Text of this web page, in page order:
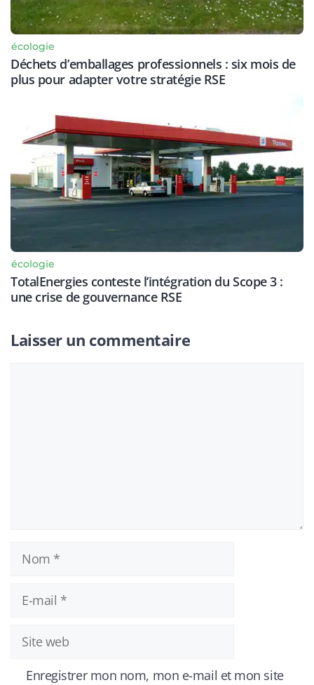
écologie
Déchets d’emballages professionnels : six mois de
plus pour adapter votre stratégie RSE
écologie
TotalEnergies conteste l’intégration du Scope 3 :
une crise de gouvernance RSE
Laisser un commentaire
Nom
mail
Site
web
Enregistrer mon nom, mon e-mail et mon site